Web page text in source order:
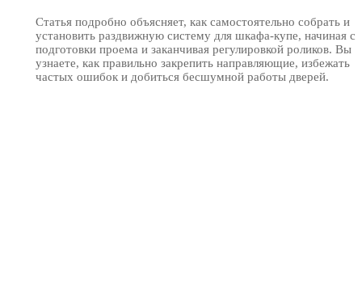
Статья подробно объясняет, как самостоятельно собрать и
установить раздвижную систему для шкафа-купе, начиная с
подготовки проема и заканчивая регулировкой роликов. Вы
узнаете, как правильно закрепить направляющие, избежать
частых ошибок и добиться бесшумной работы дверей.